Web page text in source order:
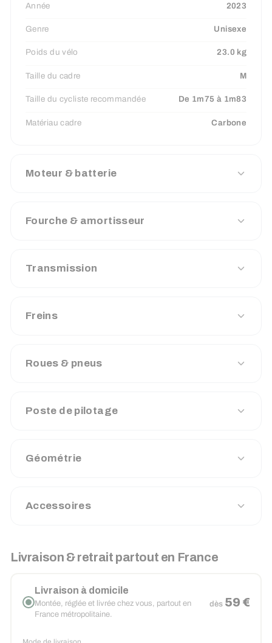
Année 2023
Genre Unisexe
Poids du vélo 23.0 kg
Taille du cadre M
Taille du cycliste recommandée De 1m75 à 1m83
Matériau cadre Carbone
Moteur & batterie
Fourche & amortisseur
Transmission
Freins
Roues & pneus
Poste de pilotage
Géométrie
Accessoires
Livraison & retrait partout en France
Livraison à domicile
Montée, réglée et livrée chez vous, partout en
France métropolitaine.
dès 59 €